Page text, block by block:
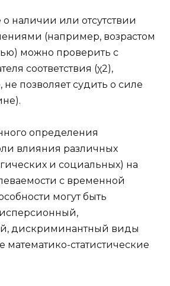
наличии или отсутствии
(например, возрастом
можно проверить с
соответствия (χ2),
позволяет судить о силе
определения
влияния различных
и социальных) на
с временной
могут быть
дискриминантный виды
математико-статистические